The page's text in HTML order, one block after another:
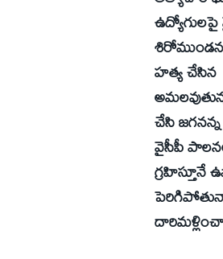
హత్య చేసిన
చేసి
వైసీపీ
టీడీపీ